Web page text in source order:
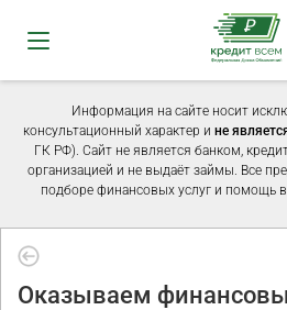
Информация на сайте носит
консультационный характер и не
ГК РФ). Сайт не является банком,
организацией и не выдаёт займы. Все
подборе финансовых услуг и помощь
Оказываем